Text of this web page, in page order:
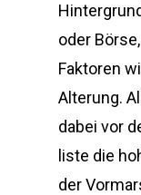
oder
Faktoren
Alterung.
dabei vor
liste die
der